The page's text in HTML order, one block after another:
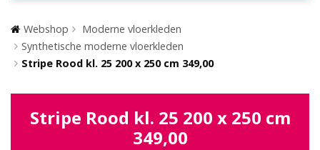
Webshop
Moderne vloerkleden
Synthetische moderne vloerkleden
Stripe Rood kl. 25 200 x 250 cm 349,00
Stripe Rood kl. 25 200 x 250 cm
349,00